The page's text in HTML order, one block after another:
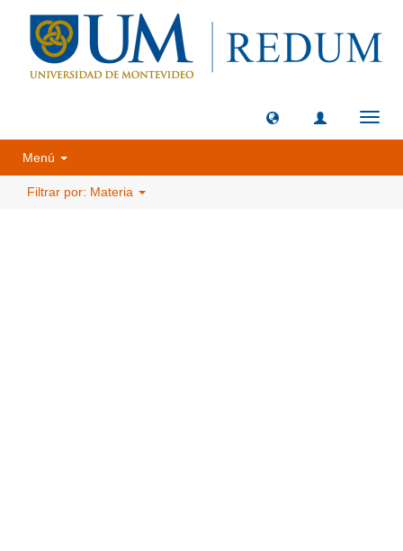
Menú
Filtrar por: Materia